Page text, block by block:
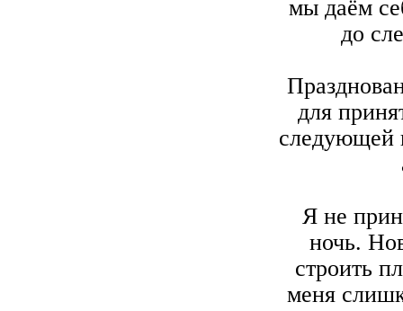
мы даём
до
для
следующей
Я не
ночь.
строить
меня